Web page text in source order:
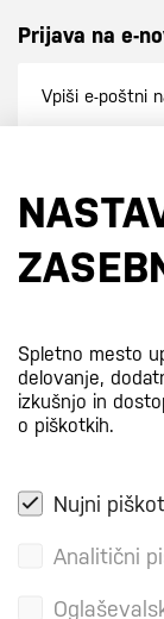
Prijava na e-
S prijavo na e-
Spletno mesto
delovanje,
izkušnjo in
o piškotkih.
Nujni
Analitični